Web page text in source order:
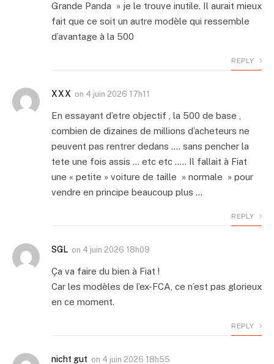
Grande Panda » je le trouve inutile. Il aurait mieux
fait que ce soit un autre modèle qui ressemble
d’avantage à la 500
REPLY
XXX on 4 juin 2026 17h11
En essayant d’etre objectif , la 500 de base ,
combien de dizaines de millions d’acheteurs ne
peuvent pas rentrer dedans …. sans pencher la
tete une fois assis … etc etc ….. Il fallait à Fiat
une « petite » voiture de taille » normale » pour
vendre en principe beaucoup plus …
REPLY
SGL on 4 juin 2026 18h09
Ça va faire du bien à Fiat !
Car les modèles de l’ex-FCA, ce n’est pas glorieux
en ce moment.
REPLY
nicht gut on 4 juin 2026 18h55